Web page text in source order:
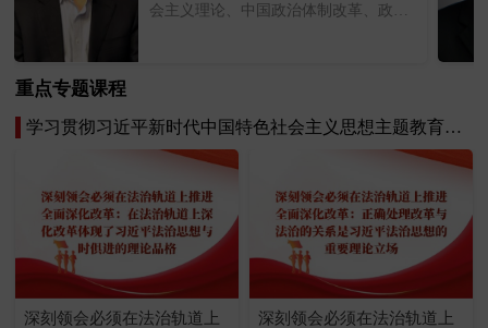
会主义理论、中国政治体制改革、政治
重点专题课程
学习贯彻习近平新时代中国特色社会主义思想主题教育专题课程
深刻领会必须在法治轨道上
深刻领会必须在法治轨道上